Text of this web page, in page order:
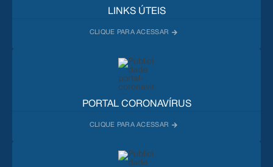
LINKS ÚTEIS
PORTAL CORONAVÍRUS